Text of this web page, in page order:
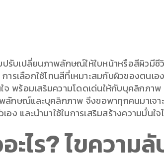
บเปลี่ยนภาพลักษณ์ให้ใบหน้าหรือสีผิวมีชีวิ
ารเลือกใช้โทนสีที่เหมาะสมกับผิวของตนเ
จ พร้อมเสริมความโดดเด่นให้กับบุคลิกภา
กษณ์และบุคลิกภาพ จึงขอพาทุกคนมาเจ
และนำมาใช้ในการเสริมสร้างความมั่นใ
ร? ไขความลั